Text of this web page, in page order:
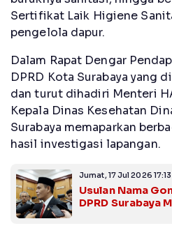
Sertifikat Laik Higiene
pengelola dapur.
Dalam Rapat Dengar
DPRD Kota Surabaya yang
dan turut dihadiri Menteri
Kepala Dinas Kesehatan
Surabaya memaparkan
hasil investigasi lapangan.
Jumat, 17 Jul 2026
Usulan Nama
DPRD Surabaya